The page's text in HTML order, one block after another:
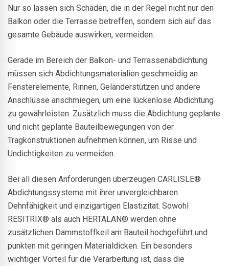
Nur so lassen sich Schäden, die in der Regel nicht nur den
Balkon oder die Terrasse betreffen, sondern sich auf das
gesamte Gebäude auswirken, vermeiden.
Gerade im Bereich der Balkon- und Terrassenabdichtung
müssen sich Abdichtungsmaterialien geschmeidig an
Fensterelemente, Rinnen, Geländerstützen und andere
Anschlüsse anschmiegen, um eine lückenlose Abdichtung
zu gewährleisten. Zusätzlich muss die Abdichtung geplante
und nicht geplante Bauteilbewegungen von der
Tragkonstruktionen aufnehmen können, um Risse und
Undichtigkeiten zu vermeiden.
Bei all diesen Anforderungen überzeugen CARLISLE®
Abdichtungssysteme mit ihrer unvergleichbaren
Dehnfähigkeit und einzigartigen Elastizität. Sowohl
RESITRIX® als auch HERTALAN® werden ohne
zusätzlichen Dämmstoffkeil am Bauteil hochgeführt und
punkten mit geringen Materialdicken. Ein besonders
wichtiger Vorteil für die Verarbeitung ist, dass die